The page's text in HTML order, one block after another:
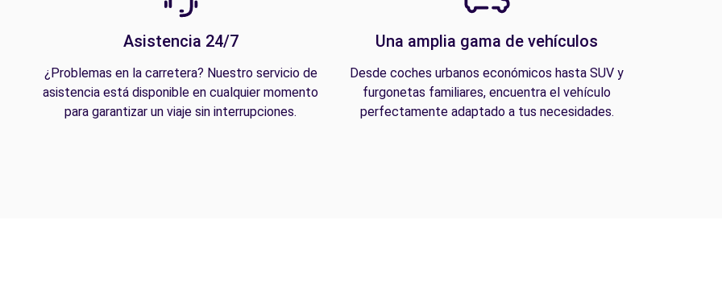
Asistencia 24/7
¿Problemas en la carretera? Nuestro servicio de
asistencia está disponible en cualquier momento
para garantizar un viaje sin interrupciones.
Una amplia gama de vehículos
Desde coches urbanos económicos hasta SUV y
furgonetas familiares, encuentra el vehículo
perfectamente adaptado a tus necesidades.